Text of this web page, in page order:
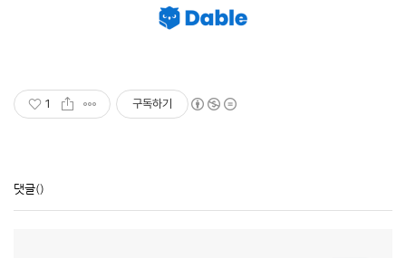
1 구독하기
댓글()